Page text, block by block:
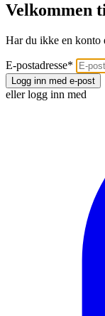
Velkommen
Har du ikke en konto
E-postadresse*
Logg inn med e-post
eller logg inn med